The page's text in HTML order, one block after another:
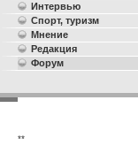
Интервью
Спорт, туризм
Мнение
Редакция
Форум
**